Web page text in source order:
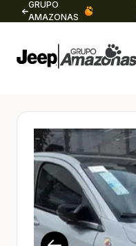
GRUPO
AMAZONAS